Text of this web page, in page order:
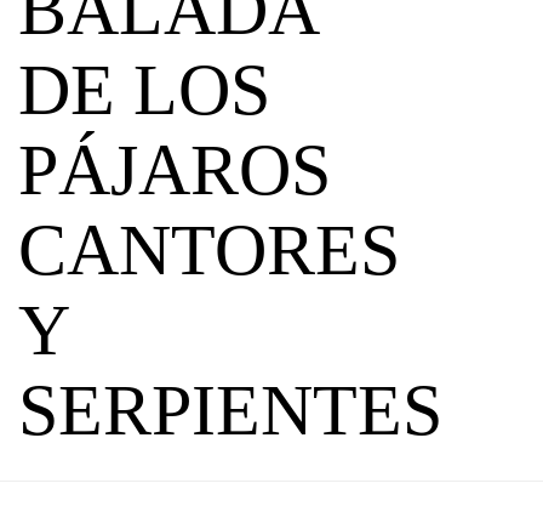
DE LOS
PÁJAROS
CANTORES
Y
SERPIENTES